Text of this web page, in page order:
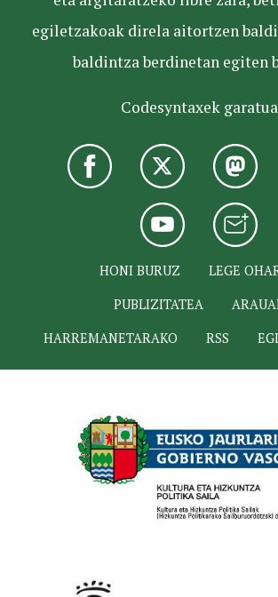
egiletzakoak direla aitortzen
baldintza berdinetan egiten
Codesyntaxek garatua
HONI BURUZ
LEGE
PUBLIZITATEA
HARREMANETARAKO
RSS